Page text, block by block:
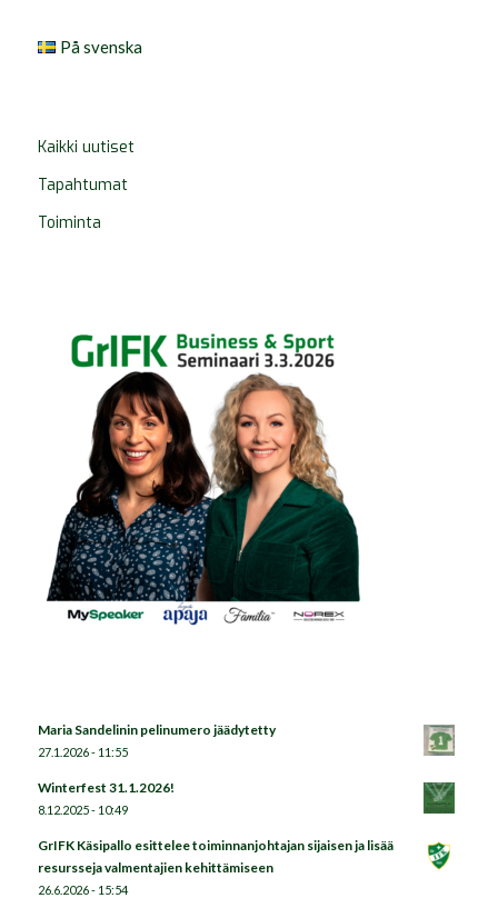
På svenska
Kaikki uutiset
Tapahtumat
Toiminta
Maria Sandelinin pelinumero jäädytetty
27.1.2026 - 11:55
Winterfest 31.1.2026!
8.12.2025 - 10:49
GrIFK Käsipallo esittelee toiminnanjohtajan sijaisen ja lisää
resursseja valmentajien kehittämiseen
26.6.2026 - 15:54